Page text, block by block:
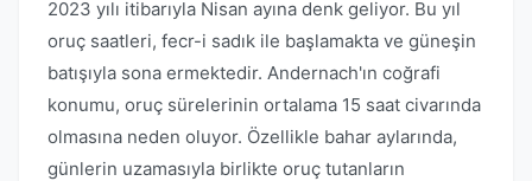
2023 yılı itibarıyla Nisan ayına denk geliyor. Bu yıl
oruç saatleri, fecr-i sadık ile başlamakta ve güneşin
batışıyla sona ermektedir. Andernach'ın coğrafi
konumu, oruç sürelerinin ortalama 15 saat civarında
olmasına neden oluyor. Özellikle bahar aylarında,
günlerin uzamasıyla birlikte oruç tutanların